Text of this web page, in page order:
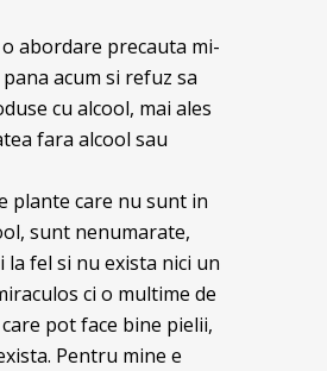
abordare precauta mi-
acum si refuz sa
cu alcool, mai ales
fara alcool sau
plante care nu sunt in
sunt nenumarate,
fel si nu exista nici un
ci o multime de
pot face bine pielii,
Pentru mine e